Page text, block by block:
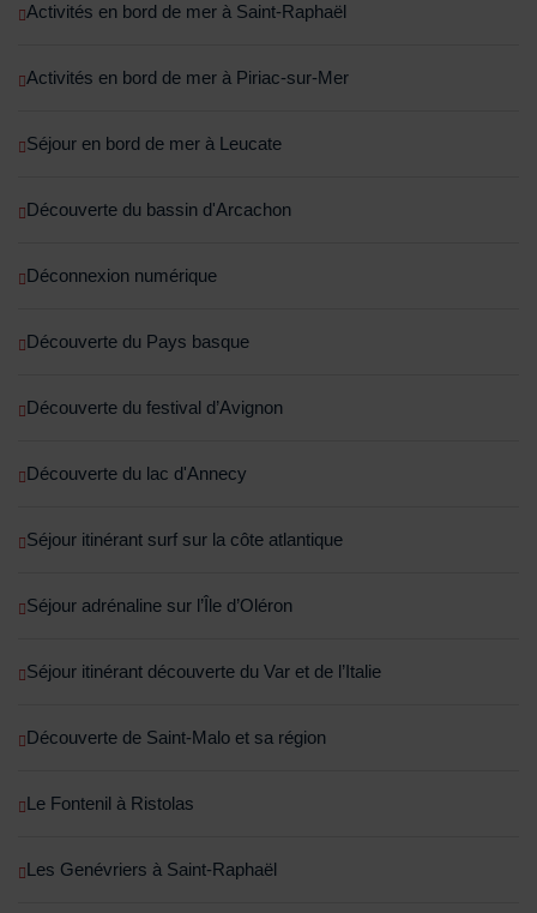
Activités en bord de mer à Saint-Raphaël
Activités en bord de mer à Piriac-sur-Mer
Séjour en bord de mer à Leucate
Découverte du bassin d'Arcachon
Déconnexion numérique
Découverte du Pays basque
Découverte du festival d’Avignon
Découverte du lac d'Annecy
Séjour itinérant surf sur la côte atlantique
Séjour adrénaline sur l’Île d’Oléron
Séjour itinérant découverte du Var et de l’Italie
Découverte de Saint-Malo et sa région
Le Fontenil à Ristolas
Les Genévriers à Saint-Raphaël